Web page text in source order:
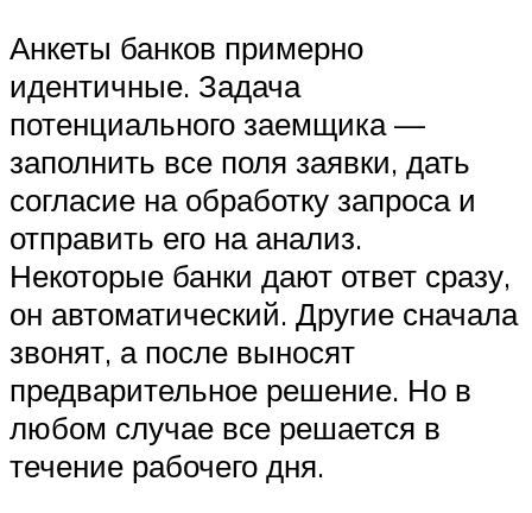
Анкеты банков примерно
идентичные. Задача
потенциального заемщика —
заполнить все поля заявки, дать
согласие на обработку запроса и
отправить его на анализ.
Некоторые банки дают ответ сразу,
он автоматический. Другие сначала
звонят, а после выносят
предварительное решение. Но в
любом случае все решается в
течение рабочего дня.